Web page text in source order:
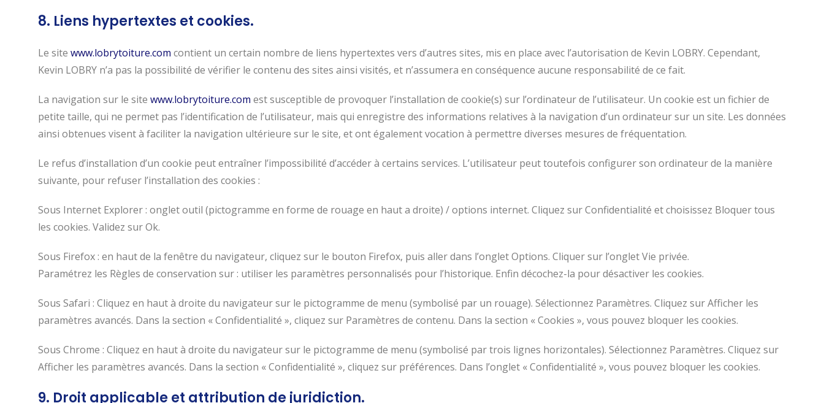
8. Liens hypertextes et cookies.
Le site www.lobrytoiture.com contient un certain nombre de liens hypertextes vers d’autres sites, mis en place avec l’autorisation de Kevin LOBRY. Cependant,
Kevin LOBRY n’a pas la possibilité de vérifier le contenu des sites ainsi visités, et n’assumera en conséquence aucune responsabilité de ce fait.
La navigation sur le site www.lobrytoiture.com est susceptible de provoquer l’installation de cookie(s) sur l’ordinateur de l’utilisateur. Un cookie est un fichier de
petite taille, qui ne permet pas l’identification de l’utilisateur, mais qui enregistre des informations relatives à la navigation d’un ordinateur sur un site. Les données
ainsi obtenues visent à faciliter la navigation ultérieure sur le site, et ont également vocation à permettre diverses mesures de fréquentation.
Le refus d’installation d’un cookie peut entraîner l’impossibilité d’accéder à certains services. L’utilisateur peut toutefois configurer son ordinateur de la manière
suivante, pour refuser l’installation des cookies :
Sous Internet Explorer : onglet outil (pictogramme en forme de rouage en haut a droite) / options internet. Cliquez sur Confidentialité et choisissez Bloquer tous
les cookies. Validez sur Ok.
Sous Firefox : en haut de la fenêtre du navigateur, cliquez sur le bouton Firefox, puis aller dans l’onglet Options. Cliquer sur l’onglet Vie privée.
Paramétrez les Règles de conservation sur : utiliser les paramètres personnalisés pour l’historique. Enfin décochez-la pour désactiver les cookies.
Sous Safari : Cliquez en haut à droite du navigateur sur le pictogramme de menu (symbolisé par un rouage). Sélectionnez Paramètres. Cliquez sur Afficher les
paramètres avancés. Dans la section « Confidentialité », cliquez sur Paramètres de contenu. Dans la section « Cookies », vous pouvez bloquer les cookies.
Sous Chrome : Cliquez en haut à droite du navigateur sur le pictogramme de menu (symbolisé par trois lignes horizontales). Sélectionnez Paramètres. Cliquez sur
Afficher les paramètres avancés. Dans la section « Confidentialité », cliquez sur préférences. Dans l’onglet « Confidentialité », vous pouvez bloquer les cookies.
9. Droit applicable et attribution de juridiction.